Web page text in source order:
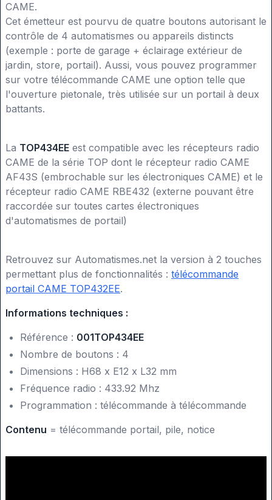
CAME.
Cet émetteur est pourvu de quatre boutons autorisant le
contrôle de 4 automatismes ou appareils distincts
(exemple : porte de garage + éclairage extérieur de
jardin, store, portail). Aussi, vous pouvez programmer
sur votre télécommande CAME une option telle que
l'ouverture pietonale, très utilisée sur un portail à deux
battants.
La TOP434EE est compatible avec les récepteurs radio
CAME de la série TOP dont le récepteur radio CAME
AF43S (embrochable sur les électroniques CAME) et le
récepteur radio CAME RBE432 (externe pouvant être
raccordée sur toutes cartes électroniques
d'automatismes de portail)
Retrouvez sur Automatismes.net la version à 2 touches
permettant plus de fonctionnalités : télécommande
portail CAME TOP432EE.
Informations techniques :
Référence : 001TOP434EE
Nombre de boutons : 4
Dimensions : H68 x E12 x L32 mm
Fréquence radio : 433.92 Mhz
Programmation : télécommande à télécommande
Contenu = télécommande portail, pile, notice